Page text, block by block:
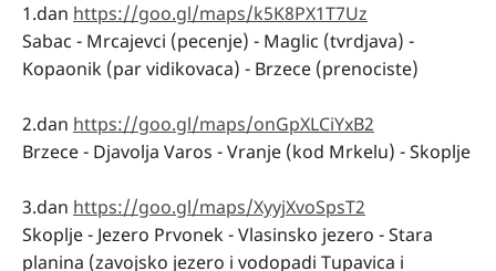
1.dan https://goo.gl/maps/k5K8PX1T7Uz
Sabac - Mrcajevci (pecenje) - Maglic (tvrdjava) -
Kopaonik (par vidikovaca) - Brzece (prenociste)
2.dan https://goo.gl/maps/onGpXLCiYxB2
Brzece - Djavolja Varos - Vranje (kod Mrkelu) - Skoplje
3.dan https://goo.gl/maps/XyyjXvoSpsT2
Skoplje - Jezero Prvonek - Vlasinsko jezero - Stara
planina (zavojsko jezero i vodopadi Tupavica i